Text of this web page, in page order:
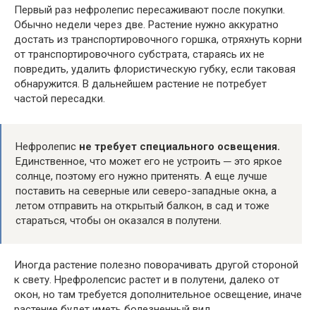
Первый раз нефролепис пересаживают после покупки.
Обычно недели через две. Растение нужно аккуратно
достать из транспортировочного горшка, отряхнуть корни
от транспортировочного субстрата, стараясь их не
повредить, удалить флористическую губку, если таковая
обнаружится. В дальнейшем растение не потребует
частой пересадки.
Нефролепис не требует специального освещения.
Единственное, что может его не устроить ─ это яркое
солнце, поэтому его нужно притенять. А еще лучше
поставить на северные или северо-западные окна, а
летом отправить на открытый балкон, в сад и тоже
стараться, чтобы он оказался в полутени.
Иногда растение полезно поворачивать другой стороной
к свету. Нрефролепсис растет и в полутени, далеко от
окон, но там требуется дополнительное освещение, иначе